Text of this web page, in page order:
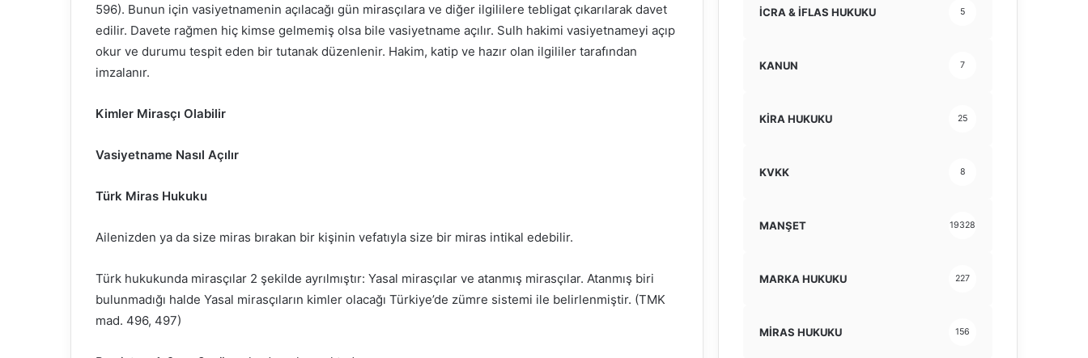
596). Bunun için vasiyetnamenin açılacağı gün mirasçılara ve diğer ilgililere tebligat çıkarılarak davet
edilir. Davete rağmen hiç kimse gelmemiş olsa bile vasiyetname açılır. Sulh hakimi vasiyetnameyi açıp
okur ve durumu tespit eden bir tutanak düzenlenir. Hakim, katip ve hazır olan ilgililer tarafından
imzalanır.
Kimler Mirasçı Olabilir
Vasiyetname Nasıl Açılır
Türk Miras Hukuku
Ailenizden ya da size miras bırakan bir kişinin vefatıyla size bir miras intikal edebilir.
Türk hukukunda mirasçılar 2 şekilde ayrılmıştır: Yasal mirasçılar ve atanmış mirasçılar. Atanmış biri
bulunmadığı halde Yasal mirasçıların kimler olacağı Türkiye’de zümre sistemi ile belirlenmiştir. (TMK
mad. 496, 497)
İCRA & İFLAS HUKUKU 5
KANUN 7
KİRA HUKUKU 25
KVKK 8
MANŞET 19328
MARKA HUKUKU 227
MİRAS HUKUKU 156